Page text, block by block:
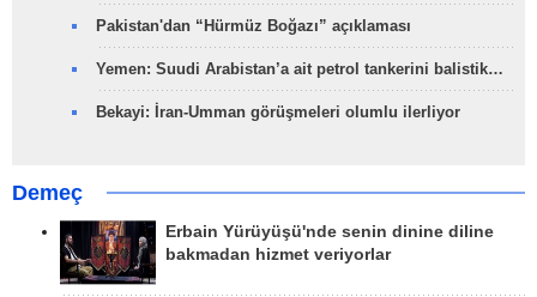
Pakistan'dan “Hürmüz Boğazı” açıklaması
Yemen: Suudi Arabistan’a ait petrol tankerini balistik…
Bekayi: İran-Umman görüşmeleri olumlu ilerliyor
Demeç
Erbain Yürüyüşü'nde senin dinine diline
bakmadan hizmet veriyorlar